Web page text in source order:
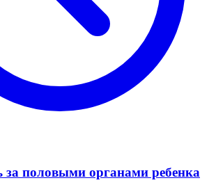
за половыми органами ребенка